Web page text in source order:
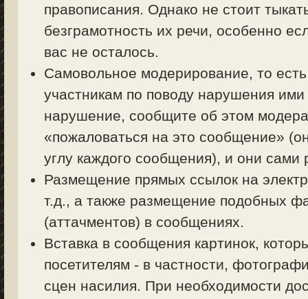
правописания. Однако не стоит
безграмотность их речи, особенно
вас не осталось.
Самовольное модерирование, то
участникам по поводу нарушения
нарушение, сообщите об этом
«пожаловаться на это сообщение»
углу каждого сообщения), и они сами
Размещение прямых ссылок на
т.д., а также размещение подобных
(аттачментов) в сообщениях.
Вставка в сообщения картинок,
посетителям - в частности,
сцен насилия. При необходимости